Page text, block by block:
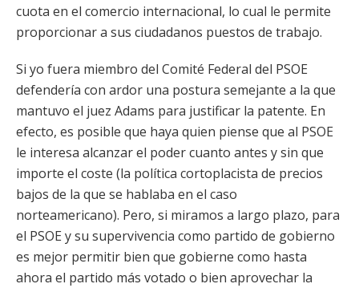
cuota en el comercio internacional, lo cual le permite
proporcionar a sus ciudadanos puestos de trabajo.
Si yo fuera miembro del Comité Federal del PSOE
defendería con ardor una postura semejante a la que
mantuvo el juez Adams para justificar la patente. En
efecto, es posible que haya quien piense que al PSOE
le interesa alcanzar el poder cuanto antes y sin que
importe el coste (la política cortoplacista de precios
bajos de la que se hablaba en el caso
norteamericano). Pero, si miramos a largo plazo, para
el PSOE y su supervivencia como partido de gobierno
es mejor permitir bien que gobierne como hasta
ahora el partido más votado o bien aprovechar la